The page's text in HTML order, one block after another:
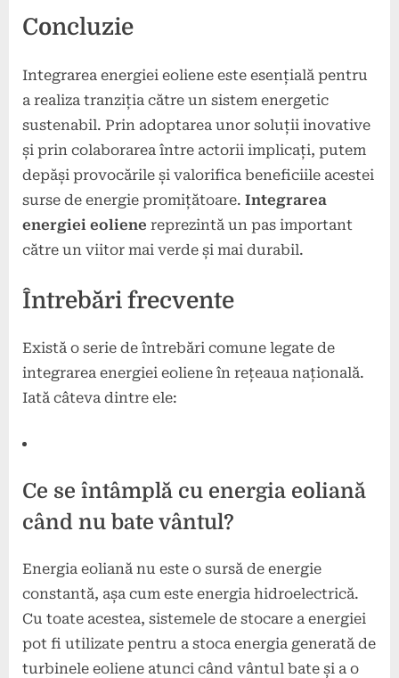
Concluzie
Integrarea energiei eoliene este esențială pentru
a realiza tranziția către un sistem energetic
sustenabil. Prin adoptarea unor soluții inovative
și prin colaborarea între actorii implicați, putem
depăși provocările și valorifica beneficiile acestei
surse de energie promițătoare. Integrarea
energiei eoliene reprezintă un pas important
către un viitor mai verde și mai durabil.
Întrebări frecvente
Există o serie de întrebări comune legate de
integrarea energiei eoliene în rețeaua națională.
Iată câteva dintre ele:
Ce se întâmplă cu energia eoliană
când nu bate vântul?
Energia eoliană nu este o sursă de energie
constantă, așa cum este energia hidroelectrică.
Cu toate acestea, sistemele de stocare a energiei
pot fi utilizate pentru a stoca energia generată de
turbinele eoliene atunci când vântul bate și a o